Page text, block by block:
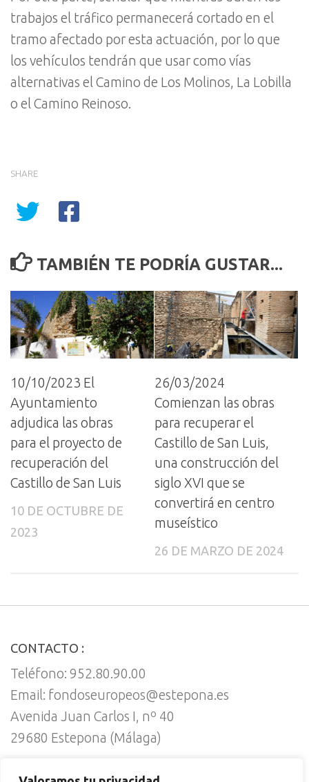
trabajos el tráfico permanecerá cortado en el
tramo afectado por esta actuación, por lo que
los vehículos tendrán que usar como vías
alternativas el Camino de Los Molinos, La Lobilla
o el Camino Reinoso.
SHARE
TAMBIÉN TE PODRÍA GUSTAR...
10/10/2023 El
Ayuntamiento
adjudica las obras
para el proyecto de
recuperación del
Castillo de San Luis
10 DE OCTUBRE DE
2023
26/03/2024
Comienzan las obras
para recuperar el
Castillo de San Luis,
una construcción del
siglo XVI que se
convertirá en centro
museístico
26 DE MARZO DE 2024
CONTACTO :
Teléfono: 952.80.90.00
Email: fondoseuropeos@estepona.es
Avenida Juan Carlos I, nº 40
29680 Estepona (Málaga)